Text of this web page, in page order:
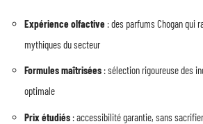
Expérience olfactive : des parfums Chogan qui
mythiques du secteur
Formules maîtrisées : sélection rigoureuse des
optimale
Prix étudiés : accessibilité garantie, sans